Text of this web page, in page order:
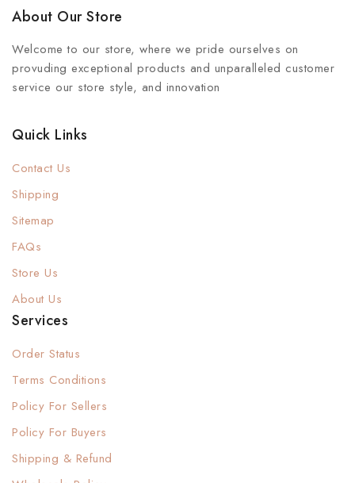
About Our Store
Welcome to our store, where we pride ourselves on
provuding exceptional products and unparalleled customer
service our store style, and innovation
Quick Links
Contact Us
Shipping
Sitemap
FAQs
Store Us
About Us
Services
Order Status
Terms Conditions
Policy For Sellers
Policy For Buyers
Shipping & Refund